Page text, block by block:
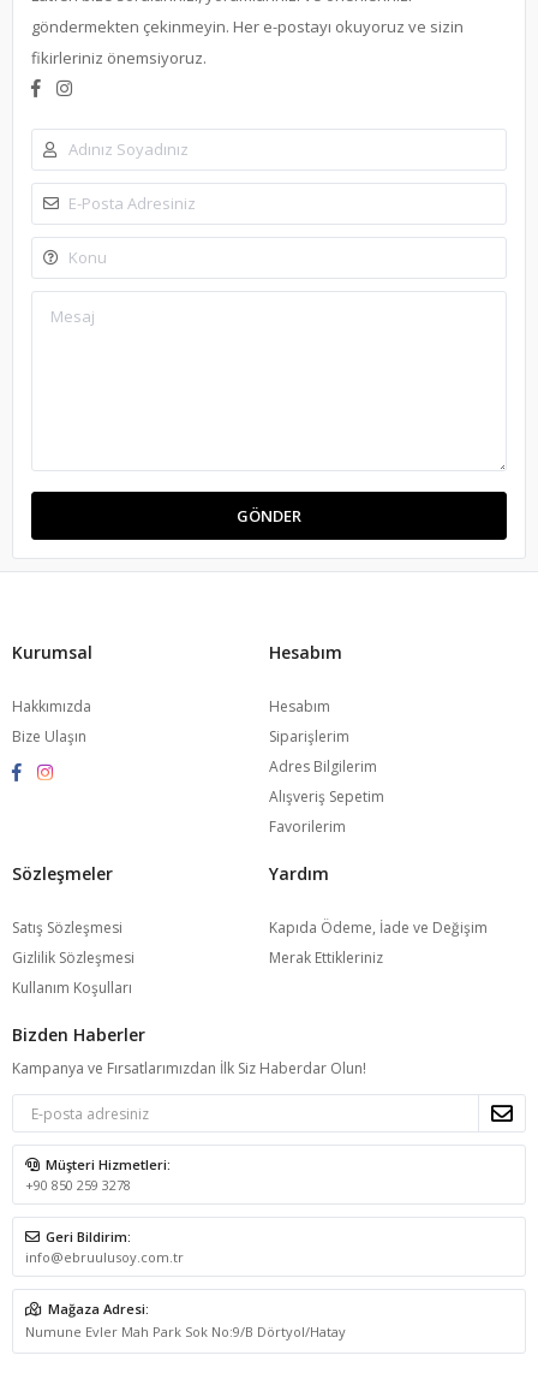
göndermekten çekinmeyin. Her e-postayı okuyoruz ve sizin
fikirleriniz önemsiyoruz.
GÖNDER
Kurumsal
Hakkımızda
Bize Ulaşın
Hesabım
Hesabım
Siparişlerim
Adres Bilgilerim
Alışveriş Sepetim
Favorilerim
Sözleşmeler
Satış Sözleşmesi
Gizlilik Sözleşmesi
Kullanım Koşulları
Yardım
Kapıda Ödeme, İade ve Değişim
Merak Ettikleriniz
Bizden Haberler
Kampanya ve Fırsatlarımızdan İlk Siz Haberdar Olun!
Müşteri Hizmetleri:
+90 850 259 3278
Geri Bildirim:
info@ebruulusoy.com.tr
Mağaza Adresi:
Numune Evler Mah Park Sok No:9/B Dörtyol/Hatay